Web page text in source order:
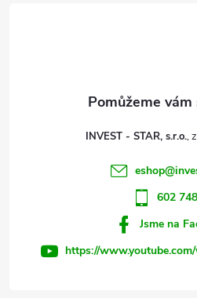
INVEST - STAR, s.r.o.
eshop@
602
Jsme na
https://